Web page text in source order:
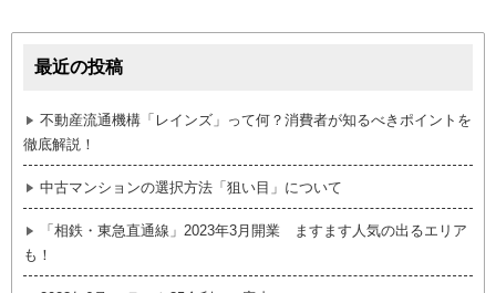
最近の投稿
不動産流通機構「レインズ」って何？消費者が知るべきポイントを
徹底解説！
中古マンションの選択方法「狙い目」について
「相鉄・東急直通線」2023年3月開業 ますます人気の出るエリア
も！